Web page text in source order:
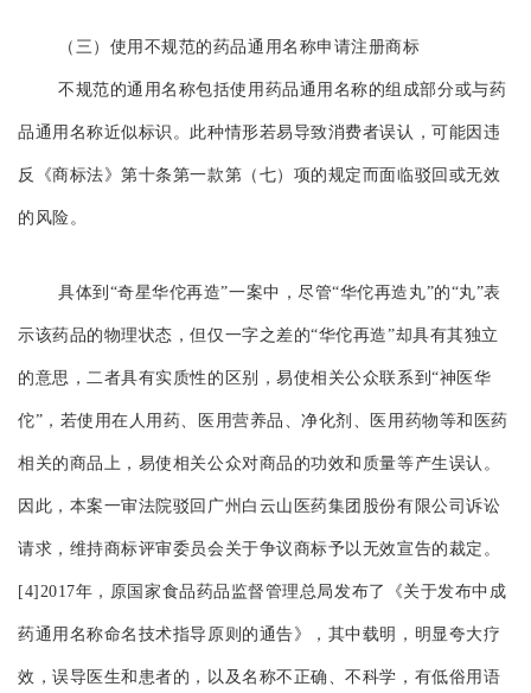
（三）使用不规范的药品通用名称申请注册商标
不规范的通用名称包括使用药品通用名称的组成部分或与药
品通用名称近似标识。此种情形若易导致消费者误认，可能因违
反《商标法》第十条第一款第（七）项的规定而面临驳回或无效
的风险。
具体到“奇星华佗再造”一案中，尽管“华佗再造丸”的“丸”表
示该药品的物理状态，但仅一字之差的“华佗再造”却具有其独立
的意思，二者具有实质性的区别，易使相关公众联系到“神医华
佗”，若使用在人用药、医用营养品、净化剂、医用药物等和医药
相关的商品上，易使相关公众对商品的功效和质量等产生误认。
因此，本案一审法院驳回广州白云山医药集团股份有限公司诉讼
请求，维持商标评审委员会关于争议商标予以无效宣告的裁定。
[4]2017年，原国家食品药品监督管理总局发布了《关于发布中成
药通用名称命名技术指导原则的通告》，其中载明，明显夸大疗
效，误导医生和患者的，以及名称不正确、不科学，有低俗用语